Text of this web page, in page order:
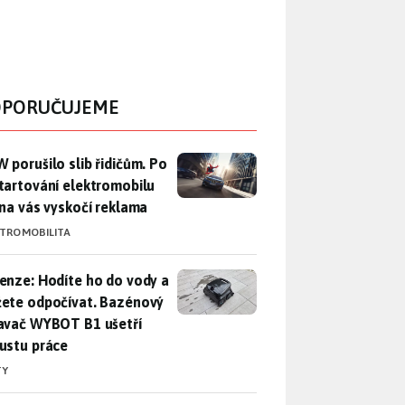
porušilo slib řidičům. Po nastartování elektromobilu iX3 na
porušilo slib řidičům. Po
elektromobilu
vás vyskočí reklama
Hodíte ho do vody a můžete odpočívat. Bazénový
Hodíte ho do vody a
odpočívat. Bazénový
WYBOT B1 ušetří
práce